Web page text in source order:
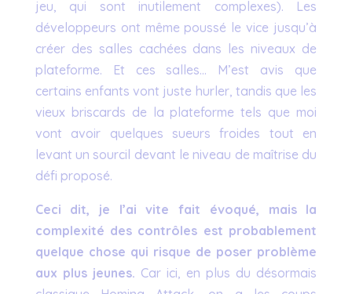
jeu, qui sont inutilement complexes). Les
développeurs ont même poussé le vice jusqu’à
créer des salles cachées dans les niveaux de
plateforme. Et ces salles… M’est avis que
certains enfants vont juste hurler, tandis que les
vieux briscards de la plateforme tels que moi
vont avoir quelques sueurs froides tout en
levant un sourcil devant le niveau de maîtrise du
défi proposé.
Ceci dit, je l’ai vite fait évoqué, mais la
complexité des contrôles est probablement
quelque chose qui risque de poser problème
aux plus jeunes. Car ici, en plus du désormais